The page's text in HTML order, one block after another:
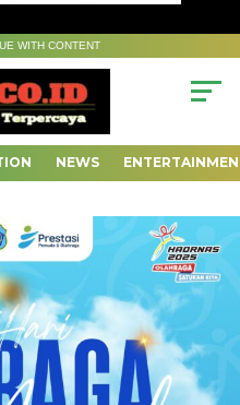
WITH CONTENT
NEWS